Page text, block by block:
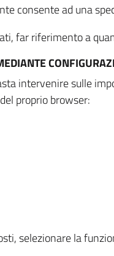
consente ad una
far riferimento a
intervenire sulle
proprio browser:
selezionare la